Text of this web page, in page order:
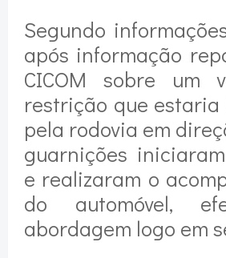
Segundo
após informação
CICOM sobre um
restrição que
pela rodovia em
guarnições
e realizaram o
do automóvel,
abordagem logo em